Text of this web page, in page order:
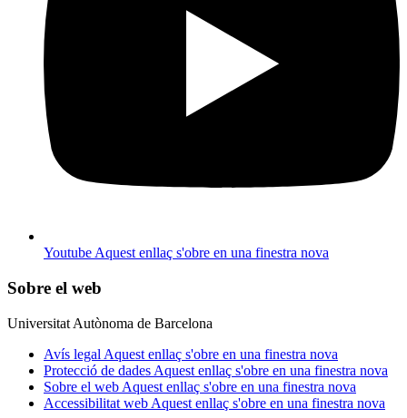
YoutubeAquest enllaç s'obre en una finestra nova
Sobre el web
Universitat Autònoma de Barcelona
Avís legal Aquest enllaç s'obre en una finestra nova
Protecció de dades Aquest enllaç s'obre en una finestra nova
Sobre el web Aquest enllaç s'obre en una finestra nova
Accessibilitat web Aquest enllaç s'obre en una finestra nova